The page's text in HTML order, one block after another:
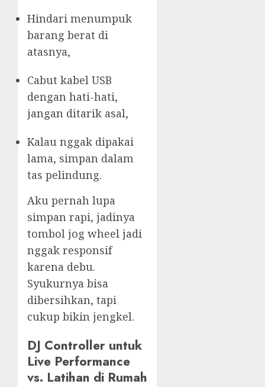
Hindari menumpuk
barang berat di
atasnya,
Cabut kabel USB
dengan hati-hati,
jangan ditarik asal,
Kalau nggak dipakai
lama, simpan dalam
tas pelindung.
Aku pernah lupa
simpan rapi, jadinya
tombol jog wheel jadi
nggak responsif
karena debu.
Syukurnya bisa
dibersihkan, tapi
cukup bikin jengkel.
DJ Controller untuk
Live Performance
vs. Latihan di Rumah